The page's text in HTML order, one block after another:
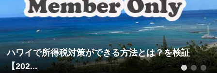
ハワイで所得税対策ができる方法とは？を検証
【202...
1 2 3